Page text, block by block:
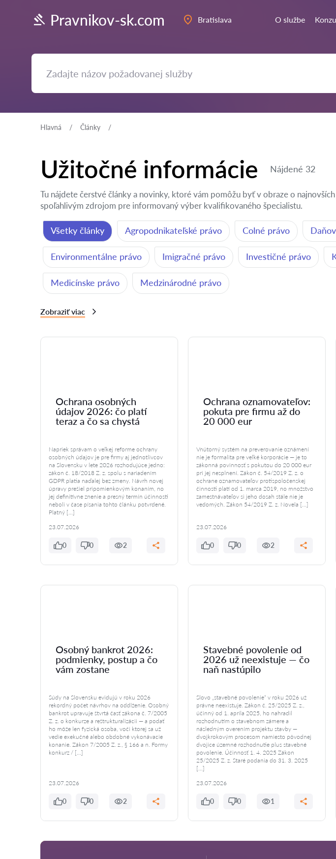
Pravnikov-sk.com Bratislava O službe
Hlavná Články
Užitočné informácie Nájdené 32
Tu nájdete čerstvé články a novinky, ktoré vám pomôžu byť v obraze o
spoľahlivým zdrojom pre informovaný výber kvalifikovaného špecialistu.
Všetky články Agropodnikateľské právo Colné právo
Environmentálne právo Imigračné právo Investičné právo
Medicínske právo Medzinárodné právo
Zobraziť viac
Ochrana osobných
údajov 2026: čo platí
teraz a čo sa chystá
Napriek správam o veľkej reforme ochrany
osobných údajov je pre firmy aj jednotlivcov
na Slovensku v lete 2026 rozhodujúce jedno:
zákon č. 18/2018 Z. z. spolu s nariadením
GDPR platia naďalej bez zmeny. Návrh novej
úpravy prešiel pripomienkovým konaním, no
jej definitívne znenie a presný termín účinnosti
neboli v čase písania tohto článku potvrdené.
Platný […]
23.07.2026
0 0 2
Ochrana oznamovateľov:
pokuta pre firmu až do
20 000 eur
Vnútorný systém na preverovanie oznámení
nie je formalita pre veľké korporácie — je to
zákonná povinnosť s pokutou do 20 000 eur
pri jej nesplnení. Zákon č. 54/2019 Z. z. o
ochrane oznamovateľov protispoločenskej
činnosti platí od 1. marca 2019, no množstvo
zamestnávateľov si jeho dosah stále nie je
vedomých. Zákon 54/2019 Z. z. Novela […]
23.07.2026
0 0 2
Osobný bankrot 2026:
podmienky, postup a čo
vám zostane
Súdy na Slovensku evidujú v roku 2026
rekordný počet návrhov na oddlženie. Osobný
bankrot upravuje štvrtá časť zákona č. 7/2005
Z. z. o konkurze a reštrukturalizácii — a podať
ho môže len fyzická osoba, voči ktorej sa už
vedie exekučné alebo obdobné vykonávacie
konanie. Zákon 7/2005 Z. z., § 166 a n. Formy
konkurz / […]
23.07.2026
0 0 2
Stavebné povolenie od
2026 už neexistuje — čo
naň nastúpilo
Slovo „stavebné povolenie“ v roku 2026 už
právne neexistuje. Zákon č. 25/2025 Z. z.,
účinný od 1. apríla 2025, ho nahradil
rozhodnutím o stavebnom zámere a
následným overením projektu stavby —
dvojkrokovým procesom namiesto pôvodnej
dvojice územné rozhodnutie plus stavebné
povolenie. Účinnosť 1. 4. 2025 Zákon
25/2025 Z. z. Staré podania do 31. 3. 2025
[…]
23.07.2026
0 0 1